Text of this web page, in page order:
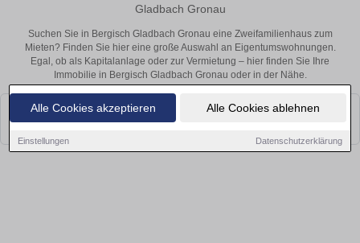
Alle Cookies akzeptieren Alle Cookies ablehnen
Einstellungen Datenschutzerklärung
Gladbach Gronau
Suchen Sie in Bergisch Gladbach Gronau eine Zweifamilienhaus zum
Mieten? Finden Sie hier eine große Auswahl an Eigentumswohnungen.
Egal, ob als Kapitalanlage oder zur Vermietung – hier finden Sie Ihre
Immobilie in Bergisch Gladbach Gronau oder in der Nähe.
Leider konnten wir derzeit keine passenden Objekte finden. Schauen Sie
bald wieder vorbei!